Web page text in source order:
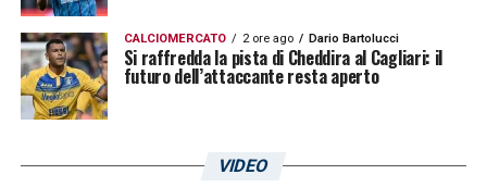
CALCIOMERCATO 2 ore ago Dario Bartolucci
Si raffredda la pista di Cheddira al Cagliari: il
futuro dell’attaccante resta aperto
VIDEO